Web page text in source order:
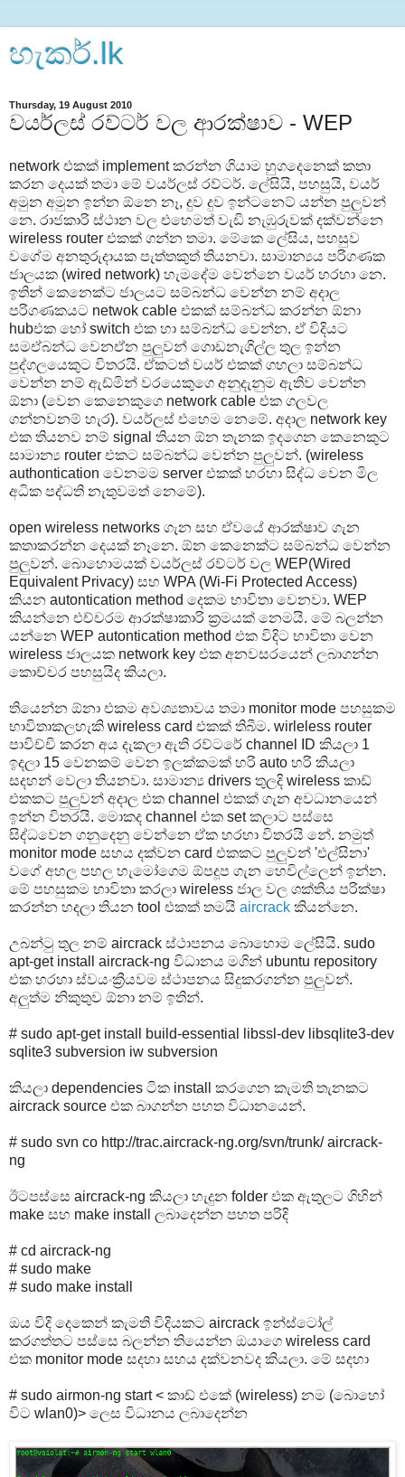
හැකර්.lk
Thursday, 19 August 2010
වයර්ලස් රව්ටර් වල ආරක්ෂාව - WEP
network එකක්‌ implement කරන්න ගියාම හුගදෙනෙක්‌ කතා
කරන දෙයක් තමා මේ වයර්ලස් රව්ටර්. ලේසියි, පහසුයි, වයර්
අමුන අමුන ඉන්න ඕනෙ නෑ, දුව දුව ඉන්ටනෙට් යන්න පුලුවන්
නෙ. රාජකාරි ස්ථාන වල එහෙමත් වැඩි නැඹුරුවක් දක්වන්නෙ
wireless router එකක් ගන්න තමා. මේකෙ ලේසිය, පහසුව
වගේම අනතුරුදායක පැත්තකුත් තියනවා. සාමාන්‍යය පරිගණක
ජාලයක (wired network) හැමදේම වෙන්නෙ වයර් හරහා නෙ.
ඉතින් කෙනෙක්ට ජාලයට සම්බන්ධ වෙන්න නම් අදාල
පරිගණකයට netwok cable එකක් සම්බන්ධ කරන්න ඕනා
hubඑක හෝ switch එක හා සම්බන්ධ වෙන්න. ඒ විදියට
සමඒබන්ධ වෙනඒන පුලුවන් ගොඩනැගිල්ල තුල ඉන්න
පුද්ගලයෙකුට විතරයි. ඒකටත් වයර් එකක් ගහලා සම්බන්ධ
වෙන්න නම් ඇඩ්මින් වරයෙකුගෙ අනුදැනුම ඇතිව වෙන්න
ඕනා (වෙන කෙනෙකුගෙ network cable එක ගලවල
ගන්නවනම් හැර). වයර්ලස් එහෙම නෙමේ. අදාල network key
එක තියනව නම් signal තියන ඕන තැනක ඉදගෙන කෙනෙකුට
සාමාන්‍ය router එකට සම්බන්ධ වෙන්න පුලුවන්. (wireless
authontication වෙනමම server එකක් හරහා සිද්ධ වෙන මිල
අධික පද්ධති නැතුවමත් නෙමේ).
open wireless networks ගැන සහ ඒවයේ ආරක්ෂාව ගැන
කතාකරන්න දෙයක් නෑනෙ. ඕන කෙනෙක්ට සම්බන්ධ වෙන්න
පුලුවන්. බොහොමයක් වයර්ලස් රව්ටර් වල WEP(Wired
Equivalent Privacy) සහ WPA (Wi-Fi Protected Access)
කියන autontication method දෙකම භාවිතා වෙනවා. WEP
කියන්නෙ එච්චරම ආරක්ෂාකාරි ක්‍රමයක් නෙමයි. මේ බලන්න
යන්නෙ WEP autontication method එක විදිට භාවිතා වෙන
wireless ජාලයක network key එක අනවසරයෙන් ලබාගන්න
කොච්චර පහසුයිද කියලා.
තියෙන්න ඕනා එකම අවශ්‍යතාවය තමා monitor mode පහසුකම
භාවිතාකලහැකි wireless card එකක් තිබීම. wirleless router
පාවිච්චි කරන අය දැකලා ඇති රව්ටරේ channel ID කියලා 1
ඉදලා 15 වෙනකම් වෙන ඉලක්කමක් හරි auto හරි කියලා
සදහන් වෙලා තියනවා. සාමාන්‍ය drivers තුලදි wireless කාඩ්
එකකට පුලුවන් අදාල එක channel එකක් ගැන අවධානයෙන්
ඉන්න විතරයි. මොකද channel එක set කලාට පස්සෙ
සිද්ධවෙන ගනුදෙනු වෙන්නෙ ඒක හරහා විතරයි නේ. නමුත්
monitor mode සහය දක්වන card එකකට පුලුවන් 'එල්සිනා'
වගේ අහල පහල හැමෝගෙම ඕපදූප ගැන හෙවිල්ලෙන් ඉන්න.
මේ පහසුකම භාවිතා කරලා wireless ජාල වල ශක්තිය පරික්ෂා
කරන්න හදලා තියන tool එකක් තමයි aircrack කියන්නෙ.
උබන්ටු තුල නම් aircrack ස්ථාපනය බොහොම ලේසියි. sudo
apt-get install aircrack-ng විධානය මගින් ubuntu repository
එක හරහා ස්වයංක්‍රීයවම ස්ථාපනය සිදුකරගන්න පුලුවන්.
අලුත්ම නිකුතුව ඕනා නම් ඉතින්.
# sudo apt-get install build-essential libssl-dev libsqlite3-dev
sqlite3 subversion iw subversion
කියලා dependencies ටික install කරගෙන කැමති තැනකට
aircrack source එක බාගන්න පහත විධානයෙන්.
# sudo svn co http://trac.aircrack-ng.org/svn/trunk/ aircrack-
ng
ඊටපස්සෙ aircrack-ng කියලා හැදුන folder එක ඇතුලට ගිහින්
make සහ make install ලබාදෙන්න පහත පරිදි
# cd aircrack-ng
# sudo make
# sudo make install
ඔය විදි දෙකෙන් කැමති විදියකට aircrack ඉන්ස්ටෝල්
කරගත්තට පස්සෙ බලන්න තියෙන්න ඔයාගෙ wireless card
එක monitor mode සදහා සහය දක්වනවද කියලා. මේ සදහා
# sudo airmon-ng start < කාඩ් එකේ (wireless) නම (බොහෝ
විට wlan0)> ලෙස විධානය ලබාදෙන්න